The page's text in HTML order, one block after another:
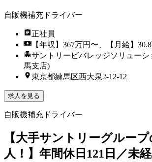
自販機補充ドライバー
正社員
【年収】367万円〜、【月給】
サントリービバレッジソリューシ
馬支店)
東京都練馬区西大泉2-12-12
求人を見る
自販機補充ドライバー
【大手サントリーグルー
人！】年間休日121日／未